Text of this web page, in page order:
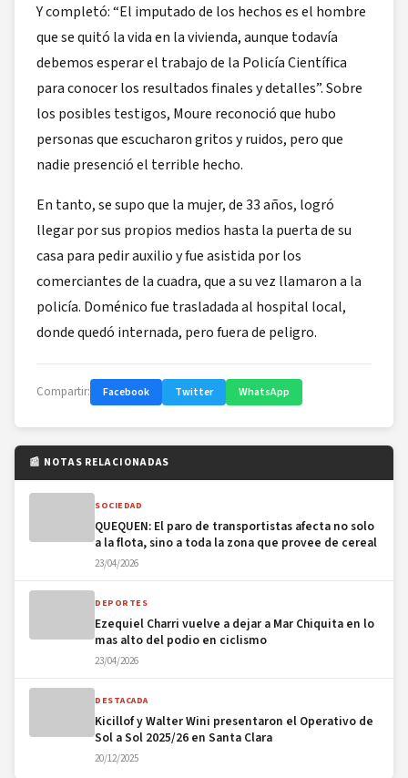
Y completó: “El imputado de los hechos es el hombre
que se quitó la vida en la vivienda, aunque todavía
debemos esperar el trabajo de la Policía Científica
para conocer los resultados finales y detalles”. Sobre
los posibles testigos, Moure reconoció que hubo
personas que escucharon gritos y ruidos, pero que
nadie presenció el terrible hecho.
En tanto, se supo que la mujer, de 33 años, logró
llegar por sus propios medios hasta la puerta de su
casa para pedir auxilio y fue asistida por los
comerciantes de la cuadra, que a su vez llamaron a la
policía. Doménico fue trasladada al hospital local,
donde quedó internada, pero fuera de peligro.
Compartir: Facebook Twitter WhatsApp
📰 NOTAS RELACIONADAS
SOCIEDAD
QUEQUEN: El paro de transportistas afecta no solo
a la flota, sino a toda la zona que provee de cereal
23/04/2026
DEPORTES
Ezequiel Charri vuelve a dejar a Mar Chiquita en lo
mas alto del podio en ciclismo
23/04/2026
DESTACADA
Kicillof y Walter Wini presentaron el Operativo de
Sol a Sol 2025/26 en Santa Clara
20/12/2025